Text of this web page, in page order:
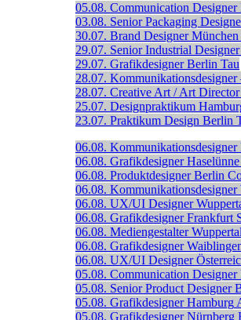
05.08. Communication Designer
03.08. Senior Packaging
30.07. Brand Designer München
29.07. Senior Industrial
29.07. Grafikdesigner Berlin Tau
28.07.
28.07. Creative Art / Art Director
25.07. Designpraktikum
23.07. Praktikum Design Berlin
06.08. Kommunikationsdesigner
06.08. Grafikdesigner Haselünne
06.08. Produktdesigner Berlin
06.08. Kommunikationsdesigner
06.08. UX/UI Designer
06.08. Grafikdesigner Frankfurt
06.08. Mediengestalter Wuppertal
06.08. Grafikdesigner
06.08. UX/UI Designer
05.08. Communication Designer
05.08. Senior Product Designer
05.08. Grafikdesigner Hamburg
05.08. Grafikdesigner Nürnberg